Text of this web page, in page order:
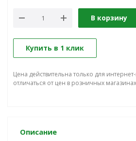
В корзину
Купить в 1 клик
Цена действительна только для
отличаться от цен в розничных магазинах
Описание